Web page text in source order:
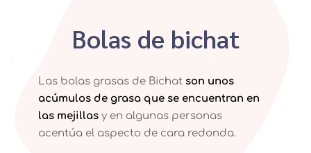
Bolas de bichat
Las bolas grasas de Bichat son unos
acúmulos de grasa que se encuentran en
las mejillas y en algunas personas
acentúa el aspecto de cara redonda.